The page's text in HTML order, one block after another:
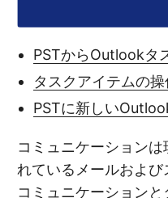
PSTからOutlookタ
タスクアイテムの操
PSTに新しい
コミュニケーション
れているメールおよ
コミュニケーション